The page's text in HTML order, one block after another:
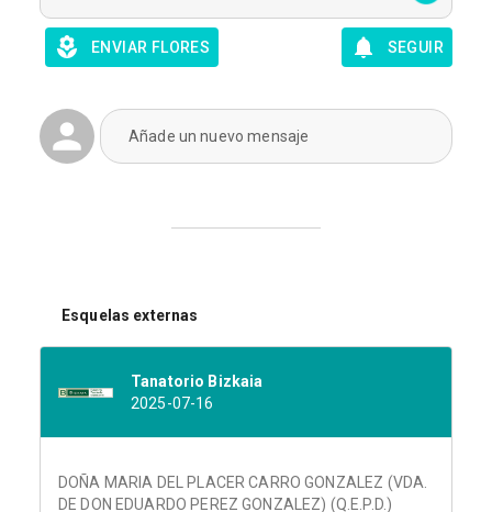
ENVIAR FLORES SEGUIR
Añade un nuevo mensaje
Esquelas externas
Tanatorio Bizkaia
2025-07-16
DOÑA MARIA DEL PLACER CARRO GONZALEZ (VDA.
DE DON EDUARDO PEREZ GONZALEZ) (Q.E.P.D.)